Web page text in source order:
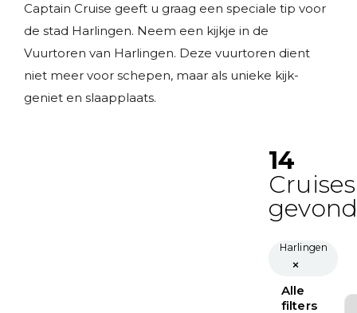
Captain Cruise geeft u graag een speciale tip voor
de stad Harlingen. Neem een kijkje in de
Vuurtoren van Harlingen. Deze vuurtoren dient
niet meer voor schepen, maar als unieke kijk-
geniet en slaapplaats.